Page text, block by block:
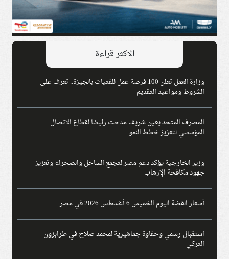
الاكثر قراءة
وزارة العمل تعلن 100 فرصة عمل للفتيات بالجيزة.. تعرف على
الشروط ومواعيد التقديم
المصرف المتحد يعين شريف مدحت رئيسًا لقطاع الاتصال
المؤسسي لتعزيز خطط النمو
وزير الخارجية يؤكد دعم مصر لتجمع الساحل والصحراء وتعزيز
جهود مكافحة الإرهاب
أسعار الفضة اليوم الخميس 6 أغسطس 2026 في مصر
استقبال رسمي وحفاوة جماهيرية لمحمد صلاح في طرابزون
التركي